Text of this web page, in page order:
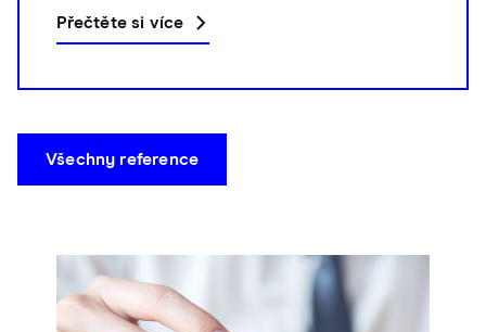
Přečtěte si více
Všechny reference